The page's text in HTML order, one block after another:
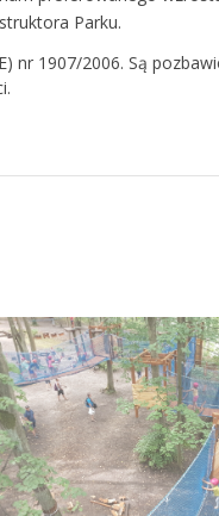
Parku.
nr 1907/2006. Są